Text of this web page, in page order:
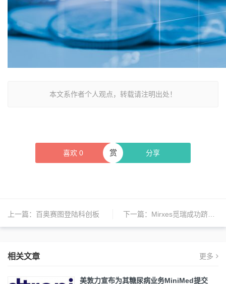
本文系作者个人观点，转载请注明出处！
喜欢 0 分享
赏
上一篇： 百奥赛图登陆科创板 下一篇： Mirxes觅瑞成功跻身沪港通下港股通标的名单
相关文章 更多
美敦力宣布为其糖尿病业务MiniMed提交